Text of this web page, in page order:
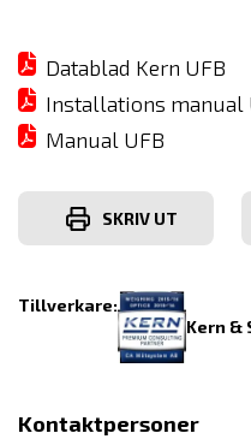
Datablad Kern UFB
Installations manual
Manual UFB
SKRIV UT
Tillverkare:
Kern &
Kontaktpersoner